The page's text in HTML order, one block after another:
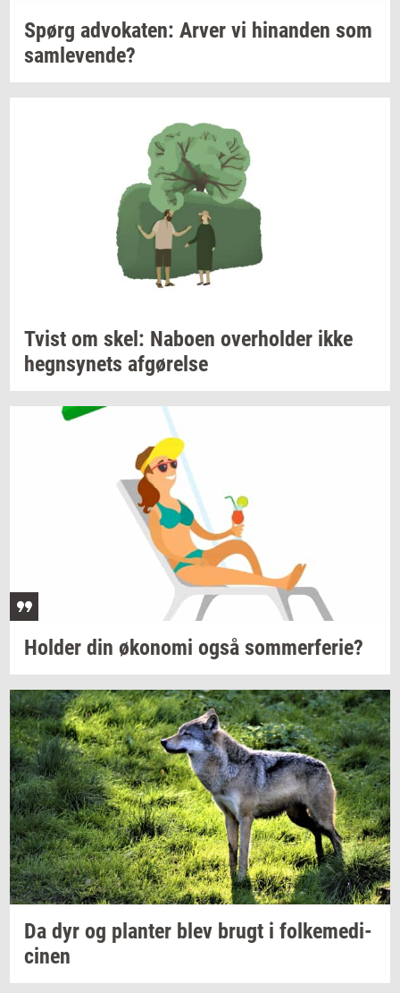
Spørg ad­vo­ka­ten: Arver vi hin­an­den som
sam­le­ven­de?
Tvist om skel: Na­bo­en over­hol­der ikke
hegn­sy­nets af­gø­rel­se
Hol­der din øko­no­mi også som­mer­fe­rie?
Da dyr og plan­ter blev brugt i fol­ke­me­di­
ci­nen